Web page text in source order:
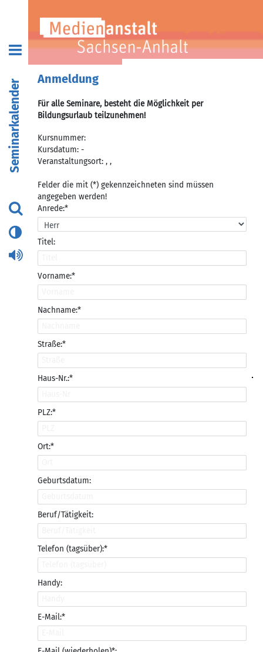
Seminarkalender
Anmeldung
Für alle Seminare, besteht die Möglichkeit per
Bildungsurlaub teilzunehmen!
Kursnummer:
Kursdatum: -
Veranstaltungsort: , ,
Felder die mit (*) gekennzeichneten sind müssen
angegeben werden!
Anrede:*
Titel:
Vorname:*
Nachname:*
Straße:*
Haus-Nr.:*
PLZ:*
Ort:*
Geburtsdatum:
Beruf/Tätigkeit:
Telefon (tagsüber):*
Handy:
E-Mail:*